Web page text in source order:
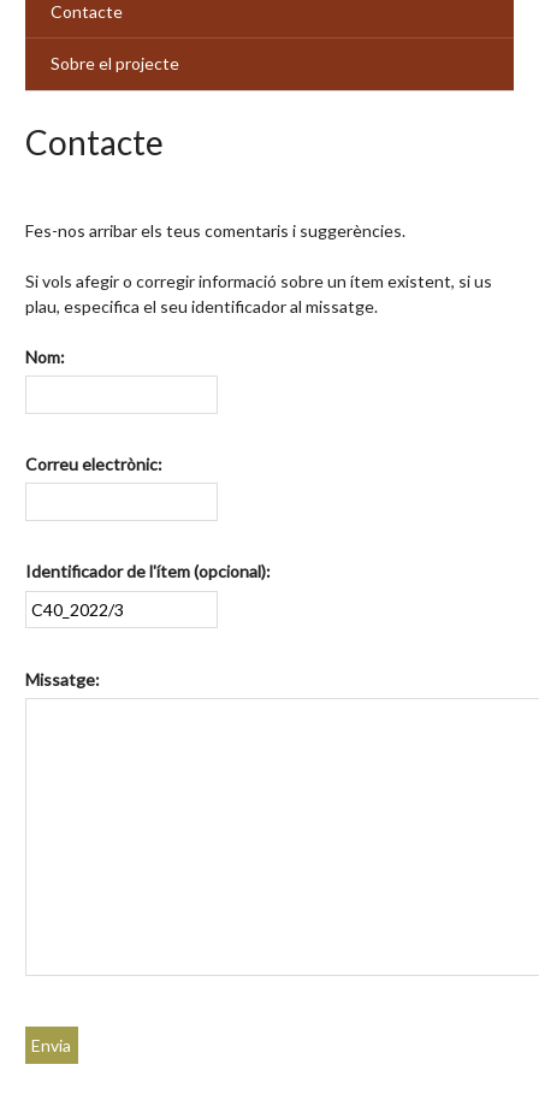
Contacte
Sobre el projecte
Contacte
Fes-nos arribar els teus comentaris i suggerències.
Si vols afegir o corregir informació sobre un ítem existent, si us
plau, especifica el seu identificador al missatge.
Nom:
Correu electrònic:
Identificador de l'ítem (opcional):
Missatge: